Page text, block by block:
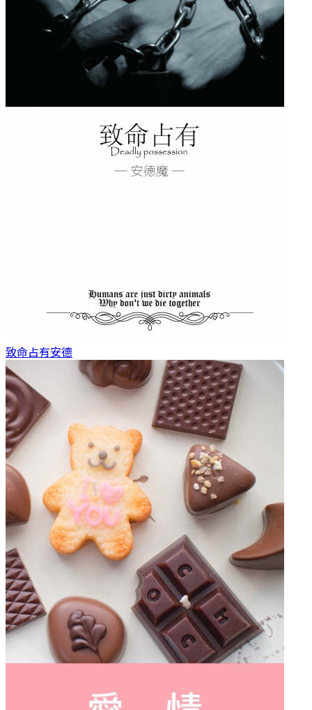
致命占有安德